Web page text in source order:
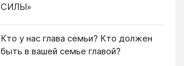
СИЛЫ»
Кто у нас глава семьи? Кто должен
быть в вашей семье главой?